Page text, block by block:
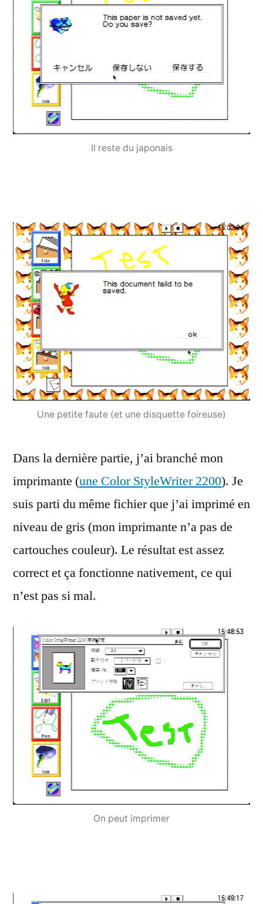
Il reste du japonais
Une petite faute (et une disquette foireuse)
Dans la dernière partie, j’ai branché mon
imprimante (une Color StyleWriter 2200). Je
suis parti du même fichier que j’ai imprimé en
niveau de gris (mon imprimante n’a pas de
cartouches couleur). Le résultat est assez
correct et ça fonctionne nativement, ce qui
n’est pas si mal.
On peut imprimer